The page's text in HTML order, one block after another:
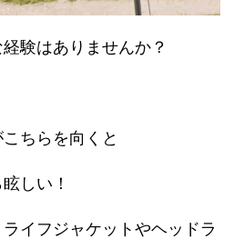
験はありませんか？
ちらを向くと
しい！
イフジャケットやヘッドラ